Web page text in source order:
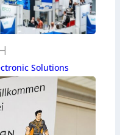
Solutions